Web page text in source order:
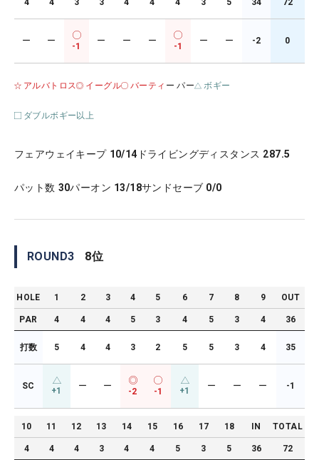
4 4 3 3 4 4 4 3 5 34 72
ー ー
-1
ー ー ー
-1
ー ー -2 0
アルバトロス イーグル バーティ ー パー ボギー
ダブルボギー以上
フェアウェイキープ 10/14 ドライビングディスタンス 287.5
パット数 30パーオン 13/18サンドセーブ 0/0
ROUND3 8位
HOLE 1 2 3 4 5 6 7 8 9 OUT
PAR 4 4 4 5 3 4 5 3 4 36
打数 5 4 4 3 2 5 5 3 4 35
SC +1 ー ー
-2 -1 +1 ー ー ー -1
10 11 12 13 14 15 16 17 18 IN TOTAL
4 4 4 3 4 4 5 3 5 36 72